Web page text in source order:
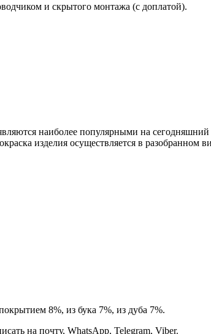
и скрытого монтажа (с доплатой).
наиболее популярными на сегодняшний
изделия осуществляется в разобранном
8%, из бука 7%, из дуба 7%.
на почту, WhatsApp, Telegram, Viber.